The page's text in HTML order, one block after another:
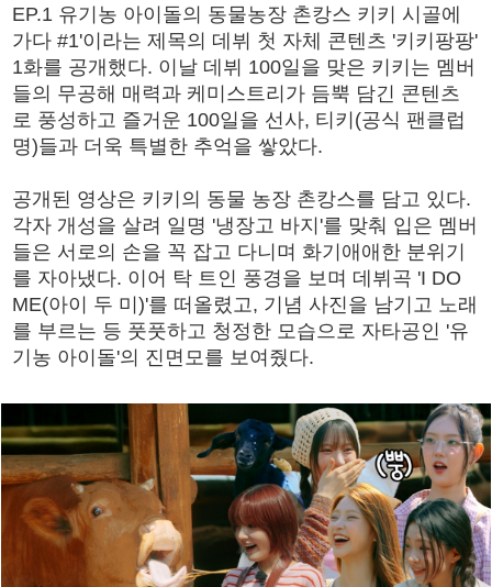
EP.1 유기농 아이돌의 동물농장 촌캉스 키키 시골에
가다 #1'이라는 제목의 데뷔 첫 자체 콘텐츠 '키키팡팡'
1화를 공개했다. 이날 데뷔 100일을 맞은 키키는 멤버
들의 무공해 매력과 케미스트리가 듬뿍 담긴 콘텐츠
로 풍성하고 즐거운 100일을 선사, 티키(공식 팬클럽
명)들과 더욱 특별한 추억을 쌓았다.
공개된 영상은 키키의 동물 농장 촌캉스를 담고 있다.
각자 개성을 살려 일명 '냉장고 바지'를 맞춰 입은 멤버
들은 서로의 손을 꼭 잡고 다니며 화기애애한 분위기
를 자아냈다. 이어 탁 트인 풍경을 보며 데뷔곡 'I DO
ME(아이 두 미)'를 떠올렸고, 기념 사진을 남기고 노래
를 부르는 등 풋풋하고 청정한 모습으로 자타공인 '유
기농 아이돌'의 진면모를 보여줬다.